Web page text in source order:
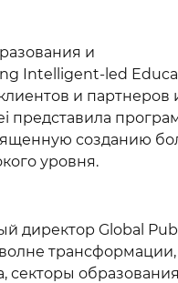
и
Intelligent-led
и партнеров
представила
созданию
уровня.
директор Global
трансформации,
секторы